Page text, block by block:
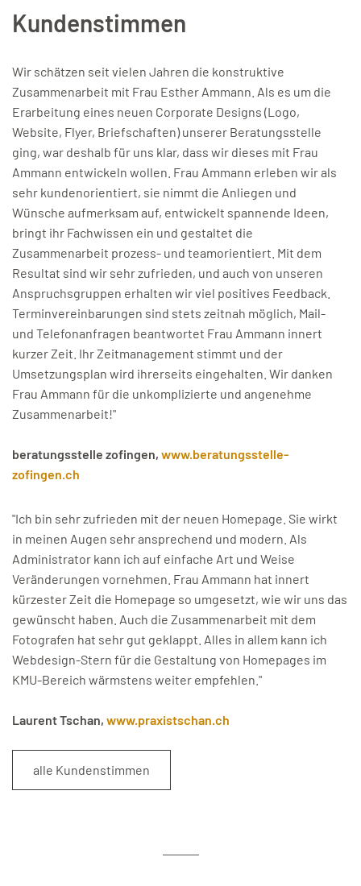
Kundenstimmen
Wir schätzen seit vielen Jahren die konstruktive
Zusammenarbeit mit Frau Esther Ammann. Als es um die
Erarbeitung eines neuen Corporate Designs (Logo,
Website, Flyer, Briefschaften) unserer Beratungsstelle
ging, war deshalb für uns klar, dass wir dieses mit Frau
Ammann entwickeln wollen. Frau Ammann erleben wir als
sehr kundenorientiert, sie nimmt die Anliegen und
Wünsche aufmerksam auf, entwickelt spannende Ideen,
bringt ihr Fachwissen ein und gestaltet die
Zusammenarbeit prozess- und teamorientiert. Mit dem
Resultat sind wir sehr zufrieden, und auch von unseren
Anspruchsgruppen erhalten wir viel positives Feedback.
Terminvereinbarungen sind stets zeitnah möglich, Mail-
und Telefonanfragen beantwortet Frau Ammann innert
kurzer Zeit. Ihr Zeitmanagement stimmt und der
Umsetzungsplan wird ihrerseits eingehalten. Wir danken
Frau Ammann für die unkomplizierte und angenehme
Zusammenarbeit!"
beratungsstelle zofingen, www.beratungsstelle-
zofingen.ch
"Ich bin sehr zufrieden mit der neuen Homepage. Sie wirkt
in meinen Augen sehr ansprechend und modern. Als
Administrator kann ich auf einfache Art und Weise
Veränderungen vornehmen. Frau Ammann hat innert
kürzester Zeit die Homepage so umgesetzt, wie wir uns das
gewünscht haben. Auch die Zusammenarbeit mit dem
Fotografen hat sehr gut geklappt. Alles in allem kann ich
Webdesign-Stern für die Gestaltung von Homepages im
KMU-Bereich wärmstens weiter empfehlen."
Laurent Tschan, www.praxistschan.ch
alle Kundenstimmen